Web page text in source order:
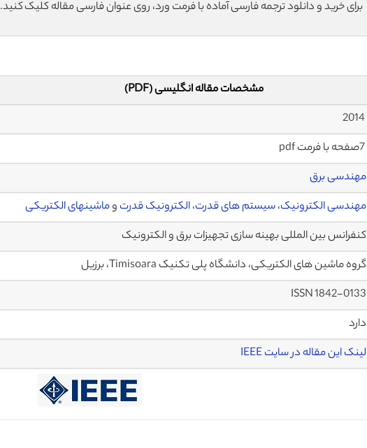
برای خرید و دانلود ترجمه فارسی آماده با فرمت ورد، روی عنوان فارسی مقاله کلیک کنید.
مشخصات مقاله انگلیسی (PDF)
مهندسی برق
مهندسی الکترونیک،سیستم های قدرت،الکترونیک قدرت وماشینهای الکتریکی
کنفرانس بین المللی بهینه سازی تجهیزات برق و الکترونیک
گروه ماشین های الکتریکی، دانشگاه پلی تکنیک Timisoara، برزیل
ISSN 1842-0133
دارد
لینک این مقاله در سایت IEEE